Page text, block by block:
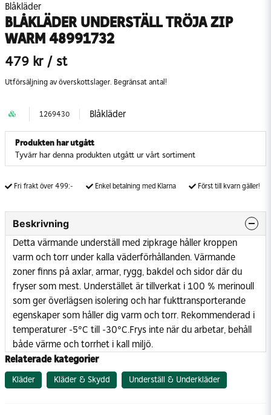
Blåkläder
BLÅKLÄDER UNDERSTÄLL TRÖJA ZIP
WARM 48991732
479 kr / st
Utförsäljning av överskottslager. Begränsat antal!
1269430 Blåkläder
Produkten har utgått
Tyvärr har denna produkten utgått ur vårt sortiment
Fri frakt över 499:- Enkel betalning med Klarna Först till kvarn gäller!
Beskrivning
Detta värmande underställ med zipkrage håller kroppen
varm och torr under kalla väderförhållanden. Värmande
zoner finns på axlar, armar, rygg, bakdel och sidor där du
fryser som mest. Understället är tillverkat i 100 % merinoull
som ger överlägsen isolering och har fukttransporterande
egenskaper som håller dig varm och torr. Rekommenderad i
temperaturer -5°C till -30°C.Frys inte när du arbetar, behåll
både värme och torrhet i kall miljö.
Relaterade kategorier
Kläder Kläder & Skydd Underställ & Underkläder